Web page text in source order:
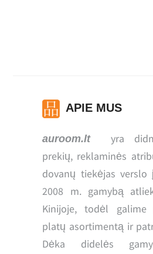
APIE MUS
auroom.ltyra
prekių, reklaminės
dovanų tiekėjas verslo
2008 m. gamybą
Kinijoje, todėl galime
platų asortimentą ir
Dėka didelės